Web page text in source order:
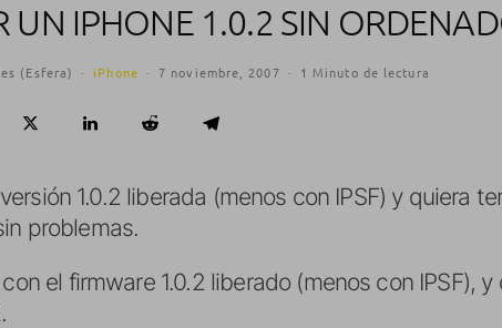
UN IPHONE 1.0.2 SIN
(Esfera) · iPhone · 7 noviembre, 2007 · 1 Minuto de lectura
1.0.2 liberada (menos con IPSF) y quiera
problemas.
el firmware 1.0.2 liberado (menos con IPSF),